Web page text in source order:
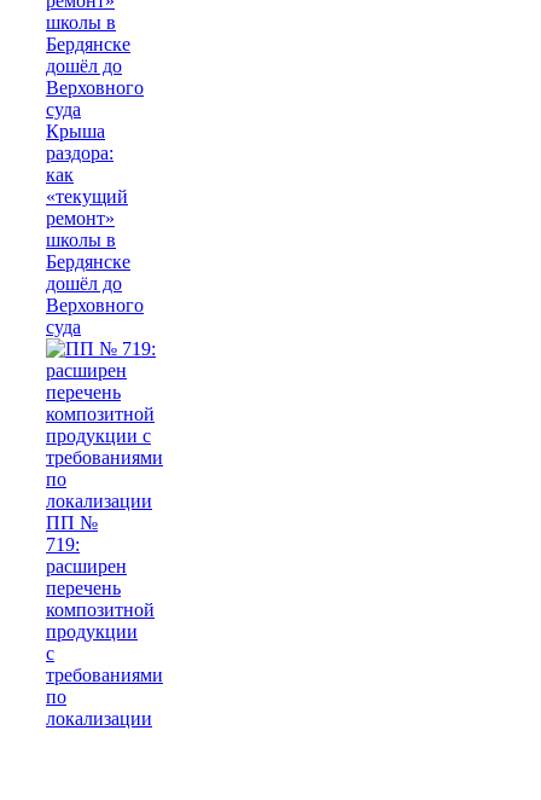
Крыша
раздора:
как
«текущий
ремонт»
школы в
Бердянске
дошёл до
Верховного
суда
ПП №
719:
расширен
перечень
композитной
продукции
с
требованиями
по
локализации